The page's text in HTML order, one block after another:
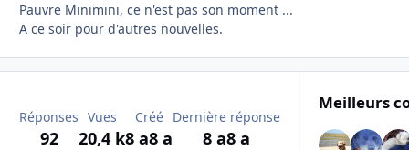
Pauvre Minimini, ce n'est pas son moment ...
A ce soir pour d'autres nouvelles.
Réponses
92
Vues
20,4 k
Créé
8 a8 a
Dernière réponse
8 a8 a
Meilleurs